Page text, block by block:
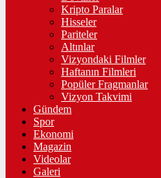
Kripto Paralar
Hisseler
Pariteler
Altınlar
Vizyondaki Filmler
Haftanın Filmleri
Popüler Fragmanlar
Vizyon Takvimi
Gündem
Spor
Ekonomi
Magazin
Videolar
Galeri